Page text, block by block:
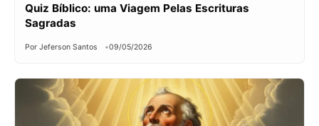
Quiz Bíblico: uma Viagem Pelas Escrituras
Sagradas
Por Jeferson Santos 09/05/2026